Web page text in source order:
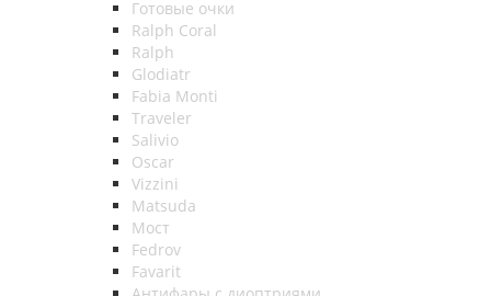
Готовые очки
Ralph Coral
Ralph
Glodiatr
Fabia Monti
Traveler
Salivio
Oscar
Vizzini
Matsuda
Мост
Fedrov
Favarit